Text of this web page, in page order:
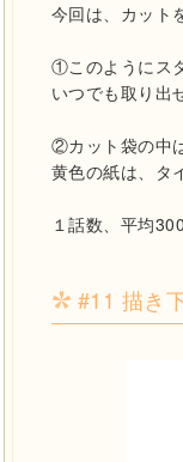
今回は、カット
①このようにス
いつでも取り出
②カット袋の中
黄色の紙は、タ
１話数、平均
#11 描き